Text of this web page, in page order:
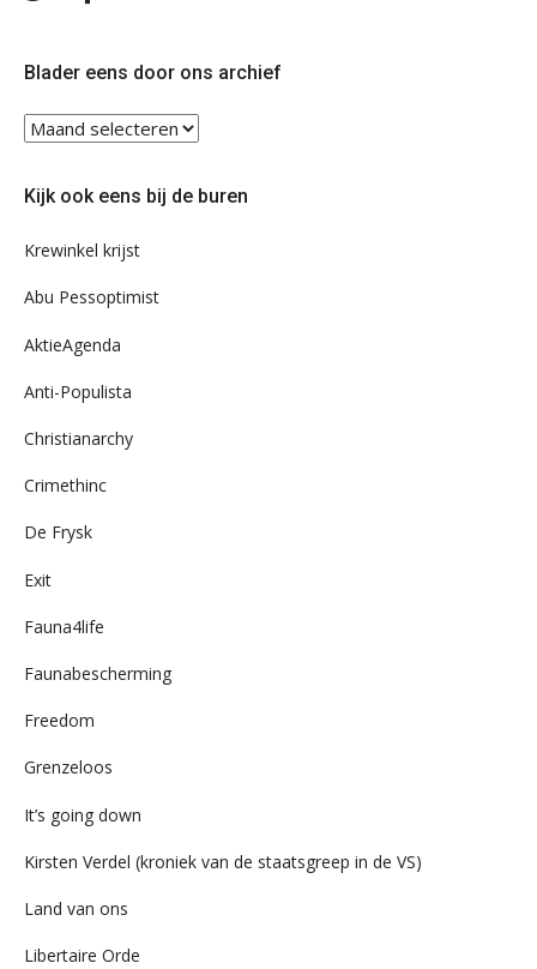
Blader eens door ons archief
Blader
ons
Kijk ook eens bij de buren
Krewinkel krijst
Abu Pessoptimist
AktieAgenda
Anti-Populista
Christianarchy
Crimethinc
De Frysk
Exit
Fauna4life
Faunabescherming
Freedom
Grenzeloos
It’s going down
Kirsten Verdel (kroniek van de staatsgreep in de VS)
Land van ons
Libertaire Orde